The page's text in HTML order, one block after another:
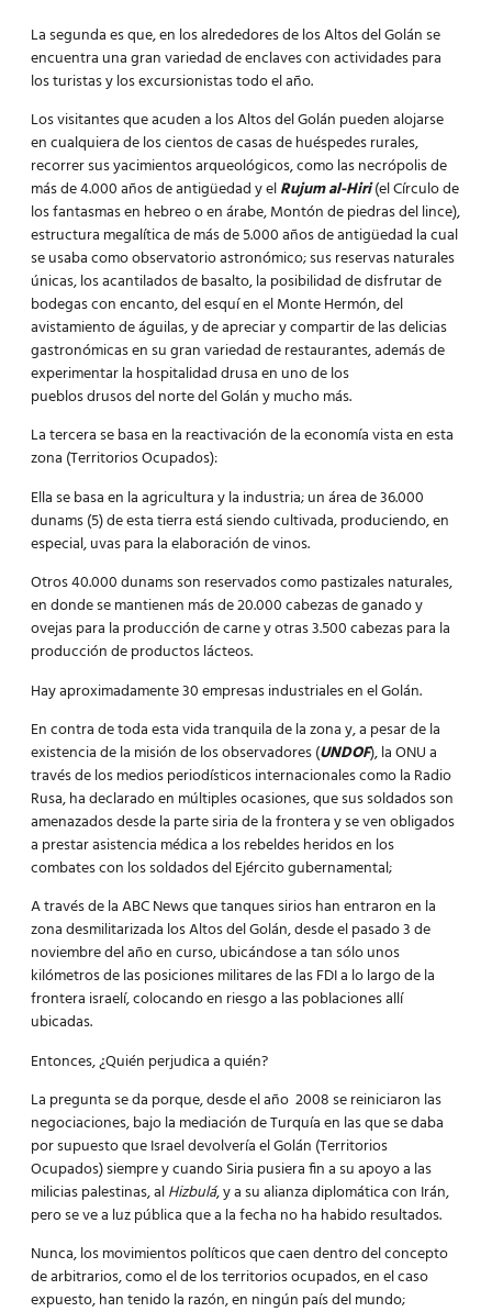
La segunda es que, en los alrededores de los Altos del Golán se
encuentra una gran variedad de enclaves con actividades para
los turistas y los excursionistas todo el año.
Los visitantes que acuden a los Altos del Golán pueden alojarse
en cualquiera de los cientos de casas de huéspedes rurales,
recorrer sus yacimientos arqueológicos, como las necrópolis de
más de 4.000 años de antigüedad y elRujum al-Hiri(el Círculo de
los fantasmas en hebreo o en árabe, Montón de piedras del lince),
estructura megalítica de más de 5.000 años de antigüedad la cual
se usaba como observatorio astronómico; sus reservas naturales
únicas, los acantilados de basalto, la posibilidad de disfrutar de
bodegas con encanto, del esquí en el Monte Hermón, del
avistamiento de águilas, y de apreciar y compartir de las delicias
gastronómicas en su gran variedad de restaurantes, además de
experimentar la hospitalidad drusa en uno de los
pueblos drusos del norte del Golán y mucho más.
La tercera se basa en la reactivación de la economía vista en esta
zona (Territorios Ocupados):
Ella se basa en la agricultura y la industria; un área de 36.000
dunams (5) de esta tierra está siendo cultivada, produciendo, en
especial, uvas para la elaboración de vinos.
Otros 40.000 dunams son reservados como pastizales naturales,
en donde se mantienen más de 20.000 cabezas de ganado y
ovejas para la producción de carne y otras 3.500 cabezas para la
producción de productos lácteos.
Hay aproximadamente 30 empresas industriales en el Golán.
En contra de toda esta vida tranquila de la zona y, a pesar de la
existencia de la misión de los observadores (UNDOF), la ONU a
través de los medios periodísticos internacionales como la Radio
Rusa, ha declarado en múltiples ocasiones, que sus soldados son
amenazados desde la parte siria de la frontera y se ven obligados
a prestar asistencia médica a los rebeldes heridos en los
combates con los soldados del Ejército gubernamental;
A través de la ABC News que tanques sirios han entraron en la
zona desmilitarizada los Altos del Golán, desde el pasado 3 de
noviembre del año en curso, ubicándose a tan sólo unos
kilómetros de las posiciones militares de las FDI a lo largo de la
frontera israelí, colocando en riesgo a las poblaciones allí
ubicadas.
Entonces, ¿Quién perjudica a quién?
La pregunta se da porque, desde el año 2008 se reiniciaron las
negociaciones, bajo la mediación de Turquía en las que se daba
por supuesto que Israel devolvería el Golán (Territorios
Ocupados) siempre y cuando Siria pusiera fin a su apoyo a las
milicias palestinas, alHizbulá, y a su alianza diplomática con Irán,
pero se ve a luz pública que a la fecha no ha habido resultados.
Nunca, los movimientos políticos que caen dentro del concepto
de arbitrarios, como el de los territorios ocupados, en el caso
expuesto, han tenido la razón, en ningún país del mundo;